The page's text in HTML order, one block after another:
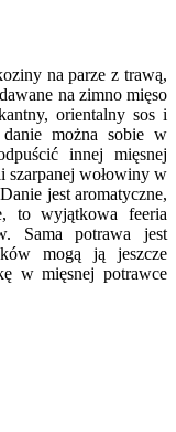
na parze z trawą,
na zimno mięso
orientalny sos i
można sobie w
innej mięsnej
szarpanej wołowiny w
jest aromatyczne,
to wyjątkowa feeria
Sama potrawa jest
mogą ją jeszcze
w mięsnej potrawce